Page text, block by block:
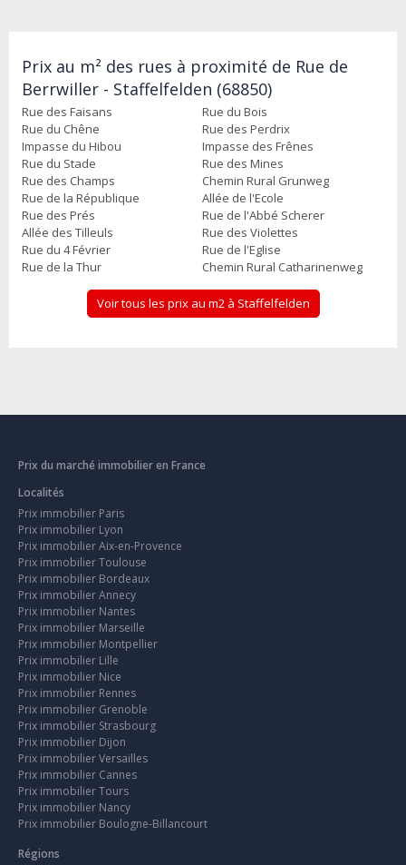
Prix au m² des rues à proximité de Rue de
Berrwiller - Staffelfelden (68850)
Rue des Faisans
Rue du Bois
Rue du Chêne
Rue des Perdrix
Impasse du Hibou
Impasse des Frênes
Rue du Stade
Rue des Mines
Rue des Champs
Chemin Rural Grunweg
Rue de la République
Allée de l'Ecole
Rue des Prés
Rue de l'Abbé Scherer
Allée des Tilleuls
Rue des Violettes
Rue du 4 Février
Rue de l'Eglise
Rue de la Thur
Chemin Rural Catharinenweg
Voir tous les prix au m2 à Staffelfelden
Prix du marché immobilier en France
Localités
Prix immobilier Paris
Prix immobilier Lyon
Prix immobilier Aix-en-Provence
Prix immobilier Toulouse
Prix immobilier Bordeaux
Prix immobilier Annecy
Prix immobilier Nantes
Prix immobilier Marseille
Prix immobilier Montpellier
Prix immobilier Lille
Prix immobilier Nice
Prix immobilier Rennes
Prix immobilier Grenoble
Prix immobilier Strasbourg
Prix immobilier Dijon
Prix immobilier Versailles
Prix immobilier Cannes
Prix immobilier Tours
Prix immobilier Nancy
Prix immobilier Boulogne-Billancourt
Régions